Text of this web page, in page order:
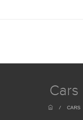
Cars
/ CARS